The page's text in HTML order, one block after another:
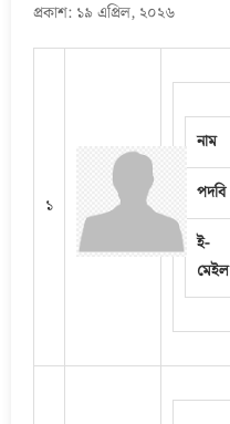
প্রকাশ: ১৯ এপ্রিল, ২০২৬
১
নাম
পদবি
ই-
মেইল